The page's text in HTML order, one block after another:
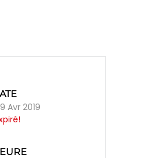
Avr 2019